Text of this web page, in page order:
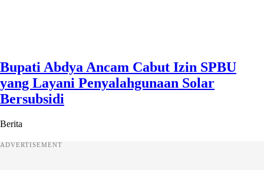
Bupati Abdya Ancam Cabut Izin SPBU
yang Layani Penyalahgunaan Solar
Bersubsidi
Berita
ADVERTISEMENT